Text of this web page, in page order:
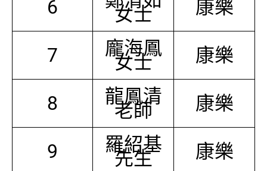
6 女士 康樂
7 龐海鳳
女士 康樂
8 龍鳳清
老師 康樂
9 羅紹基
先生 康樂